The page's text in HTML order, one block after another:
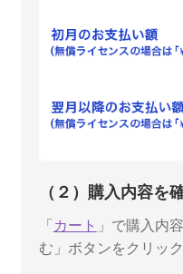
（２）購入内容を
「カート 」で購入内
む」ボタンをクリック